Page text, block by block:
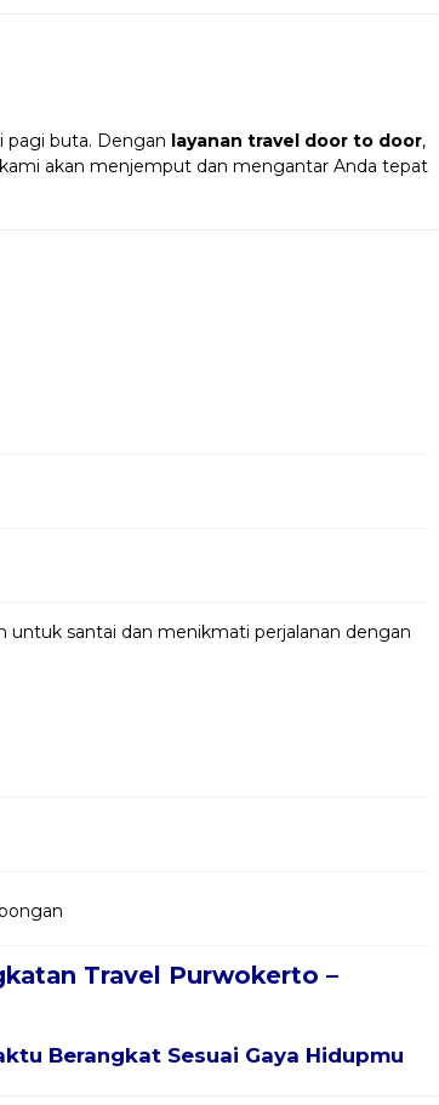
pagi buta. Dengan layanan travel door to door,
akan menjemput dan mengantar Anda tepat
untuk santai dan menikmati perjalanan dengan
Travel Purwokerto –
Berangkat Sesuai Gaya Hidupmu